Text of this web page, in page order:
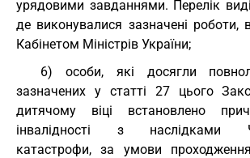
урядовими завданнями. Перелік
де виконувалися зазначені роботи,
Кабінетом Міністрів України;
6) особи, які досягли
зазначених у статті 27 цього
дитячому віці встановлено
інвалідності з наслідками
катастрофи, за умови